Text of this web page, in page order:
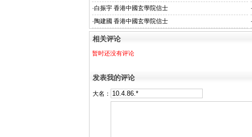
·白振宇 香港中國玄學院信士 ·
·陶建國 香港中國玄學院信士 ·
相关评论
暂时还没有评论
发表我的评论
大名：